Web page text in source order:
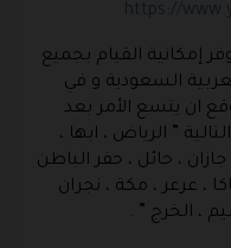
https://
إمكانية القيام بجميع
السعودية و في
ان يتسع الأمر بعد
” الرياض ، ابها ،
، حائل ، حفر الباطن
عرعر ، مكة ، نجران
، الخرج ” .